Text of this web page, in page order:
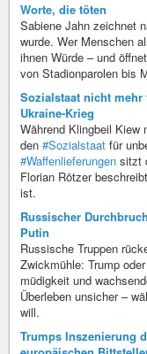
Worte, die töten
Sabiene Jahn zeichnet
wurde. Wer Menschen
ihnen Würde – und
von Stadionparolen bis
Sozialstaat nicht
Ukraine-Krieg
Während Klingbeil Kiew
den #Sozialstaat für
#Waffenlieferungen sitzt
Florian Rötzer
ist.
Russischer
Putin
Russische Truppen
Zwickmühle: Trump
müdigkeit und
Überleben unsicher –
will.
Trumps Inszenierung